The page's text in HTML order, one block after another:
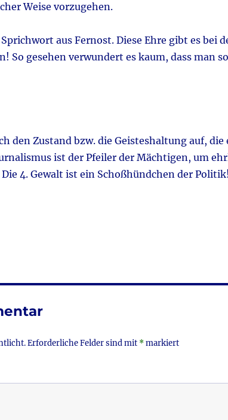
Weise vorzugehen.
Sprichwort aus Fernost. Diese Ehre gibt es bei
So gesehen verwundert es kaum, dass man
den Zustand bzw. die Geisteshaltung auf,
ist der Pfeiler der Mächtigen, um
4. Gewalt ist ein Schoßhündchen der
Erforderliche Felder sind mit *markiert